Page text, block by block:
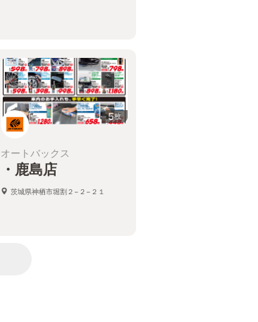
5枚
オートバックス
・鹿島店
茨城県神栖市堀割２−２−２１